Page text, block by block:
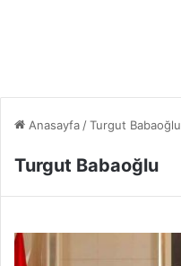
Anasayfa /Turgut Babaoğlu
Turgut Babaoğlu